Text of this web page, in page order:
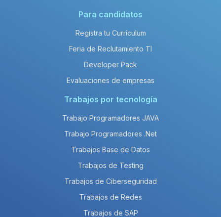
Para candidatos
Registra tu Currículum
Feria de Reclutamiento TI
Developer Pack
Evaluaciones de empresas
Trabajos por tecnología
Trabajo Programadores JAVA
Trabajo Programadores .Net
Trabajos Base de Datos
Trabajos de Testing
Trabajos de Ciberseguridad
Trabajos de Redes
Trabajos de SAP